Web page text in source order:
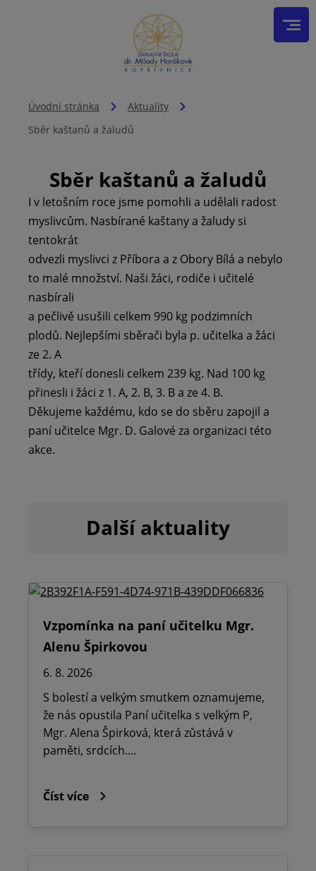
Úvodní stránka
Aktuality
Sběr kaštanů a žaludů
Sběr kaštanů a žaludů
I v letošním roce jsme pomohli a udělali radost
myslivcům. Nasbírané kaštany a žaludy si
tentokrát
odvezli myslivci z Příbora a z Obory Bílá a nebylo
to malé množství. Naši žáci, rodiče i učitelé
nasbírali
a pečlivě usušili celkem 990 kg podzimních
plodů. Nejlepšími sběrači byla p. učitelka a žáci
ze 2. A
třídy, kteří donesli celkem 239 kg. Nad 100 kg
přinesli i žáci z 1. A, 2. B, 3. B a ze 4. B.
Děkujeme každému, kdo se do sběru zapojil a
paní učitelce Mgr. D. Galové za organizaci této
akce.
Další aktuality
Vzpomínka na paní učitelku Mgr.
Alenu Špirkovou
6. 8. 2026
S bolestí a velkým smutkem oznamujeme,
že nás opustila Paní učitelka s velkým P,
Mgr. Alena Špirková, která zůstává v
paměti, srdcích.…
Číst více